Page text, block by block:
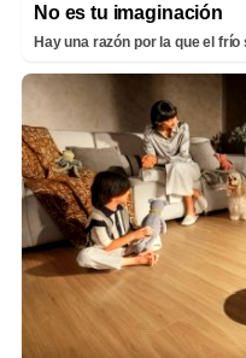
No es tu imaginación
Hay una razón por la que el